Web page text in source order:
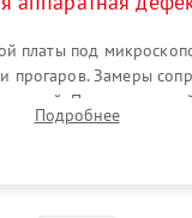
платы под
прогаров. Замеры
Проверка цепей
процессора и
Подробнее